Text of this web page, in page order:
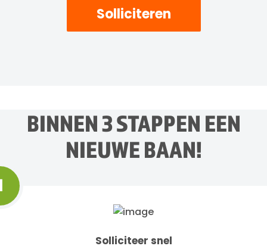
Solliciteren
BINNEN 3 STAPPEN EEN
NIEUWE BAAN!
Solliciteer snel